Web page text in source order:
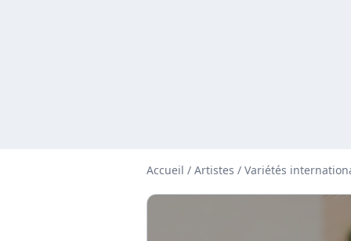
Accueil / Artistes / Variétés